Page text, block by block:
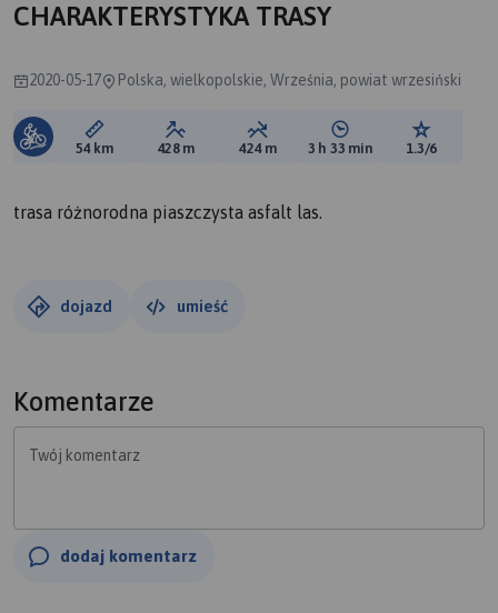
CHARAKTERYSTYKA TRASY
2020-05-17 Polska, wielkopolskie, Września, powiat wrzesiński
Długość trasy:
54 km Suma przewyższeń:
428 m Suma spadków:
424 m Średni czas potrzebny
3 h 33 min Ocena
1.3/6
trasa różnorodna piaszczysta asfalt las.
dojazd umieść
Komentarze
Twój komentarz
dodaj komentarz